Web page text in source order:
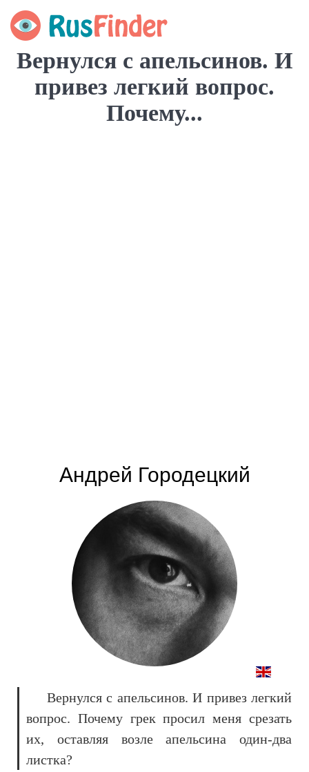
Вернулся с апельсинов. И
привез легкий вопрос.
Почему...
Андрей Городецкий
Вернулся с апельсинов. И привез легкий
вопрос. Почему грек просил меня срезать
их, оставляя возле апельсина один-два
листка?